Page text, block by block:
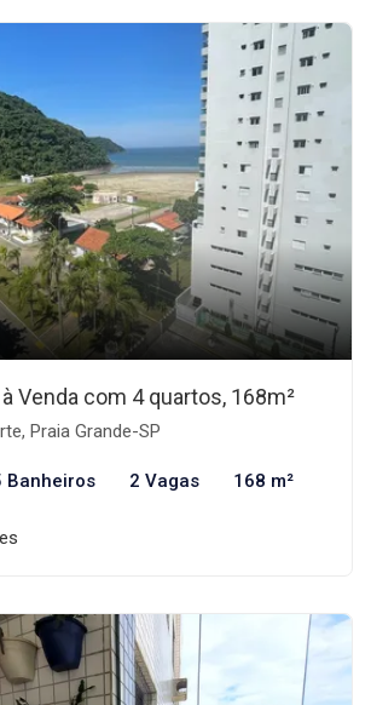
Venda com 4 quartos, 168m²
Praia Grande-SP
Banheiros 2 Vagas 168 m²